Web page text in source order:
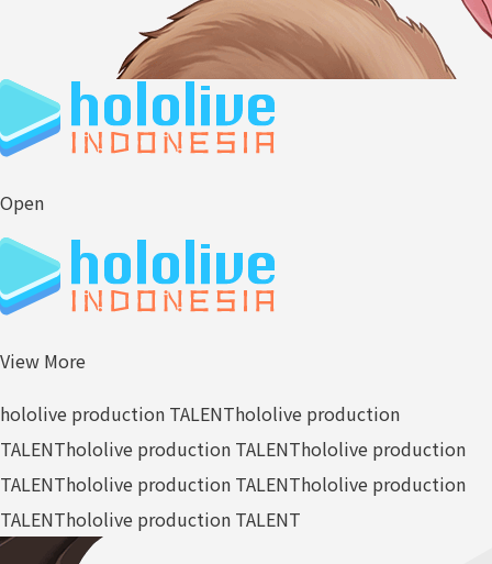
Open
View More
hololive production TALENThololive production
TALENThololive production TALENThololive production
TALENThololive production TALENThololive production
TALENThololive production TALENT